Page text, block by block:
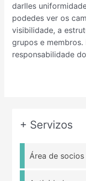
darlles
podedes ver os
visibilidade, a
grupos e
responsabilidade
+ Servizos
Área de socios